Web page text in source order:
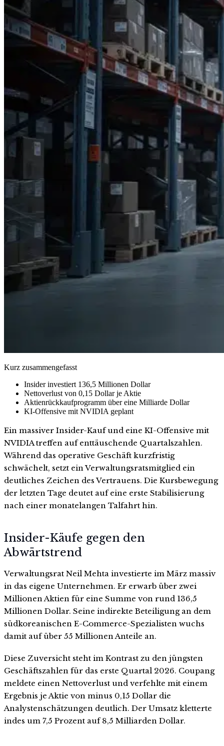
Kurz zusammengefasst
Insider investiert 136,5 Millionen Dollar
Nettoverlust von 0,15 Dollar je Aktie
Aktienrückkaufprogramm über eine Milliarde Dollar
KI-Offensive mit NVIDIA geplant
Ein massiver Insider-Kauf und eine KI-Offensive mit
NVIDIA treffen auf enttäuschende Quartalszahlen.
Während das operative Geschäft kurzfristig
schwächelt, setzt ein Verwaltungsratsmitglied ein
deutliches Zeichen des Vertrauens. Die Kursbewegung
der letzten Tage deutet auf eine erste Stabilisierung
nach einer monatelangen Talfahrt hin.
Insider-Käufe gegen den
Abwärtstrend
Verwaltungsrat Neil Mehta investierte im März massiv
in das eigene Unternehmen. Er erwarb über zwei
Millionen Aktien für eine Summe von rund 136,5
Millionen Dollar. Seine indirekte Beteiligung an dem
südkoreanischen E-Commerce-Spezialisten wuchs
damit auf über 55 Millionen Anteile an.
Diese Zuversicht steht im Kontrast zu den jüngsten
Geschäftszahlen für das erste Quartal 2026. Coupang
meldete einen Nettoverlust und verfehlte mit einem
Ergebnis je Aktie von minus 0,15 Dollar die
Analystenschätzungen deutlich. Der Umsatz kletterte
indes um 7,5 Prozent auf 8,5 Milliarden Dollar.